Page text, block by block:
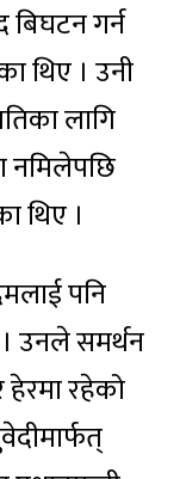
गर्न
थिए । उनी
लागि
नमिलेपछि
थिए ।
पनि
उनले समर्थन
रहेको